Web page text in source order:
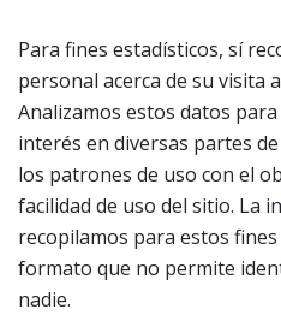
Para fines estadísticos, sí
personal acerca de su visita
Analizamos estos datos
interés en diversas partes
los patrones de uso con el
facilidad de uso del sitio. La
recopilamos para estos
formato que no permite
nadie.